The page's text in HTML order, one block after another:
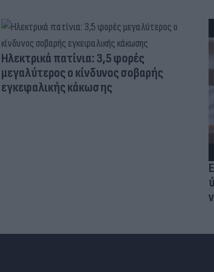
Ηλεκτρικά πατίνια: 3,5 φορές
μεγαλύτερος ο κίνδυνος σοβαρής
εγκεφαλικής κάκωσης